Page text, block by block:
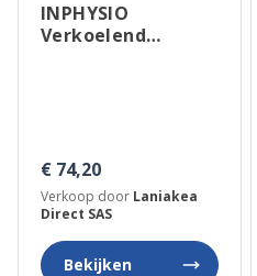
INPHYSIO
Verkoelend
€ 74,20
Verkoop door Laniakea
Direct SAS
Bekijken